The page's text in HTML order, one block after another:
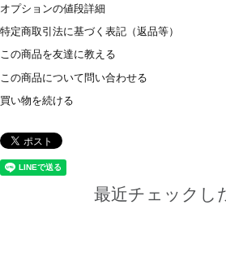
オプションの値段詳細
特定商取引法に基づく表記（返品等）
この商品を友達に教える
この商品について問い合わせる
買い物を続ける
最近チェックし